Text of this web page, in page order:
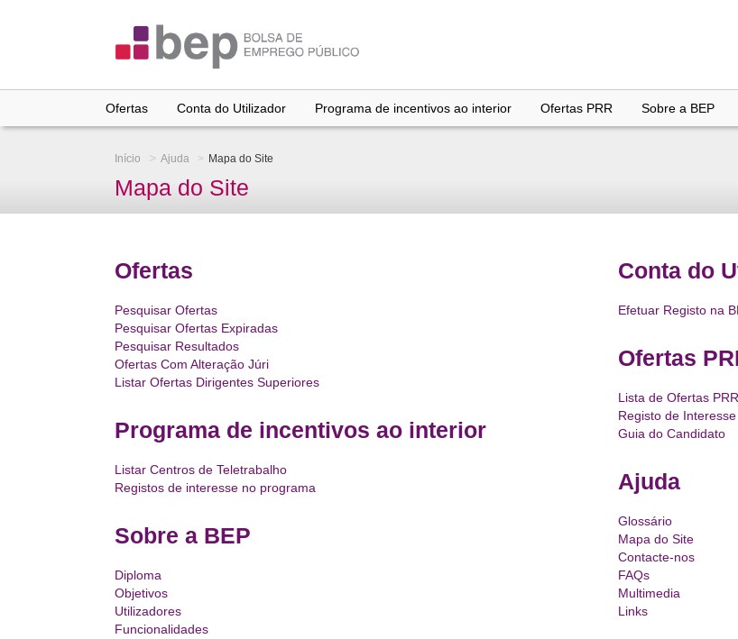
Ofertas Conta do Utilizador Programa de incentivos ao interior Ofertas PRR Sobre a BEP
Início Ajuda Mapa do Site
Mapa do Site
Ofertas
Pesquisar Ofertas
Pesquisar Ofertas Expiradas
Pesquisar Resultados
Ofertas Com Alteração Júri
Listar Ofertas Dirigentes Superiores
Programa de incentivos ao interior
Listar Centros de Teletrabalho
Registos de interesse no programa
Sobre a BEP
Diploma
Objetivos
Utilizadores
Funcionalidades
Conta do
Efetuar Registo na
Ofertas
Lista de Ofertas PRR
Registo de Interesse
Guia do Candidato
Ajuda
Glossário
Mapa do Site
Contacte-nos
FAQs
Multimedia
Links